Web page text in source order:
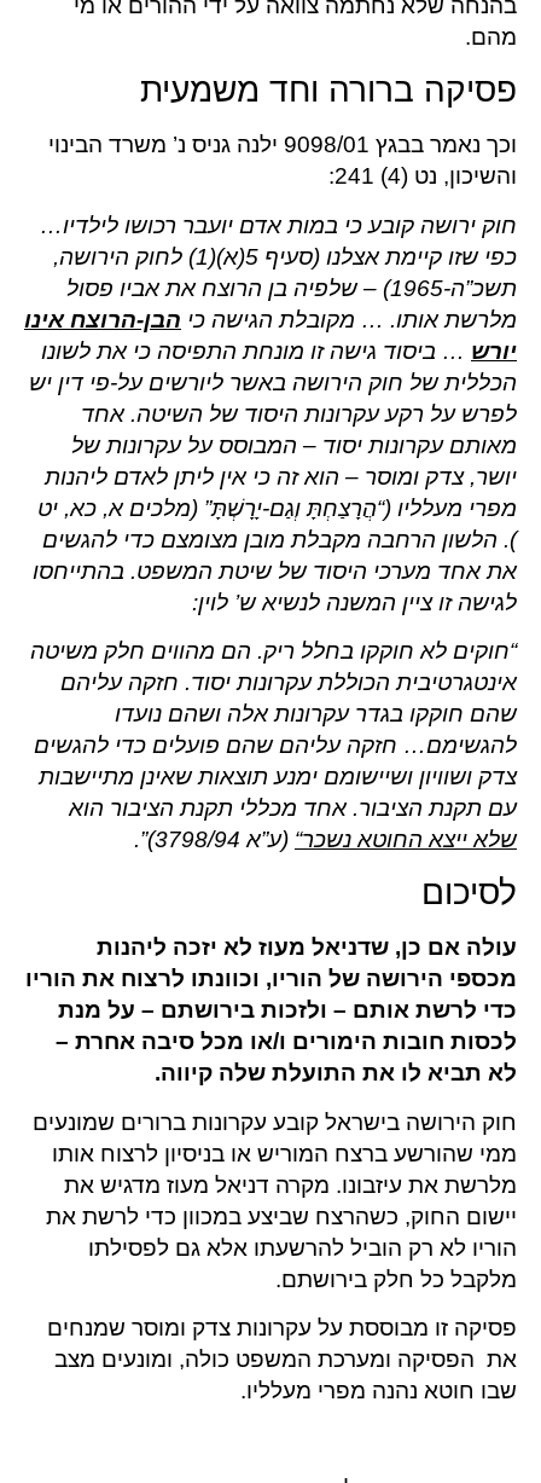
בהנחה שלא נחתמה צוואה על ידי ההורים או מי
מהם.
פסיקה ברורה וחד משמעית
וכך נאמר בבגץ 9098/01 ילנה גניס נ’ משרד הבינוי
והשיכון, נט (4) 241:
חוק ירושה קובע כי במות אדם יועבר רכושו לילדיו…
כפי שזו קיימת אצלנו (סעיף 5(א)(1) לחוק הירושה,
תשכ”ה-1965) – שלפיה בן הרוצח את אביו פסול
מלרשת אותו. … מקובלת הגישה כי הבן-הרוצח אינו
יורש … ביסוד גישה זו מונחת התפיסה כי את לשונו
הכללית של חוק הירושה באשר ליורשים על-פי דין יש
לפרש על רקע עקרונות היסוד של השיטה. אחד
מאותם עקרונות יסוד – המבוסס על עקרונות של
יושר, צדק ומוסר – הוא זה כי אין ליתן לאדם ליהנות
מפרי מעלליו (“הֲרָצַחְתָּ וְגַם-יָרָשְׁתָּ” (מלכים א, כא, יט
). הלשון הרחבה מקבלת מובן מצומצם כדי להגשים
את אחד מערכי היסוד של שיטת המשפט. בהתייחסו
לגישה זו ציין המשנה לנשיא ש’ לוין:
“חוקים לא חוקקו בחלל ריק. הם מהווים חלק משיטה
אינטגרטיבית הכוללת עקרונות יסוד. חזקה עליהם
שהם חוקקו בגדר עקרונות אלה ושהם נועדו
להגשימם… חזקה עליהם שהם פועלים כדי להגשים
צדק ושוויון ושיישומם ימנע תוצאות שאינן מתיישבות
עם תקנת הציבור. אחד מכללי תקנת הציבור הוא
שלא ייצא החוטא נשכר“ (ע”א 3798/94)”.
לסיכום
עולה אם כן, שדניאל מעוז לא יזכה ליהנות
מכספי הירושה של הוריו, וכוונתו לרצוח את הוריו
כדי לרשת אותם – ולזכות בירושתם – על מנת
לכסות חובות הימורים ו/או מכל סיבה אחרת –
לא תביא לו את התועלת שלה קיווה.
חוק הירושה בישראל קובע עקרונות ברורים שמונעים
ממי שהורשע ברצח המוריש או בניסיון לרצוח אותו
מלרשת את עיזבונו. מקרה דניאל מעוז מדגיש את
יישום החוק, כשהרצח שביצע במכוון כדי לרשת את
הוריו לא רק הוביל להרשעתו אלא גם לפסילתו
מלקבל כל חלק בירושתם.
פסיקה זו מבוססת על עקרונות צדק ומוסר שמנחים
את הפסיקה ומערכת המשפט כולה, ומונעים מצב
שבו חוטא נהנה מפרי מעלליו.